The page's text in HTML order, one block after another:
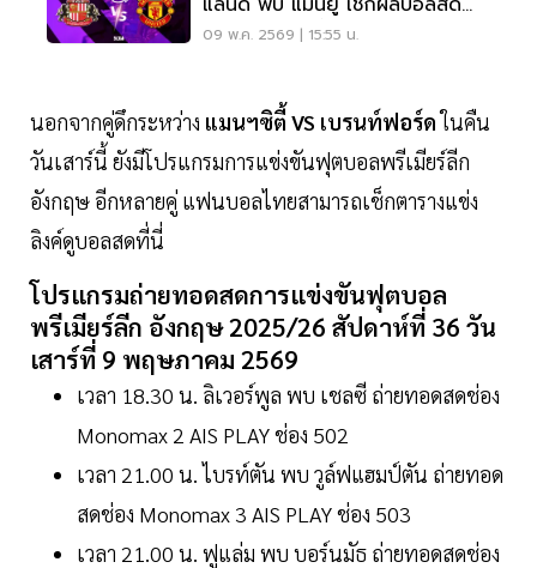
พรีเมียร์ลีกวันนี้
09 พ.ค. 2569 | 15:55 น.
นอกจากคู่ดึกระหว่าง แมนฯซิตี้ VS เบรนท์ฟอร์ดในคืน
วันเสาร์นี้ ยังมีโปรแกรมการแข่งขันฟุตบอลพรีเมียร์ลีก
อังกฤษ อีกหลายคู่ แฟนบอลไทยสามารถเช็กตารางแข่ง
ลิงค์ดูบอลสดที่นี่
โปรแกรมถ่ายทอดสดการแข่งขันฟุตบอล
พรีเมียร์ลีก อังกฤษ 2025/26 สัปดาห์ที่ 36 วัน
เสาร์ที่ 9 พฤษภาคม 2569
เวลา 18.30 น. ลิเวอร์พูล พบ เชลซี ถ่ายทอดสดช่อง
Monomax 2 AIS PLAY ช่อง 502
เวลา 21.00 น. ไบรท์ตัน พบ วูล์ฟแฮมป์ตัน ถ่ายทอด
สดช่อง Monomax 3 AIS PLAY ช่อง 503
เวลา 21.00 น. ฟูแล่ม พบ บอร์นมัธ ถ่ายทอดสดช่อง